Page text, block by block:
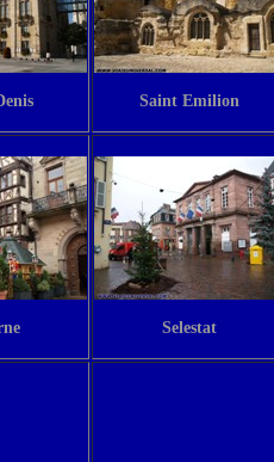
Saint Emilion
Selestat